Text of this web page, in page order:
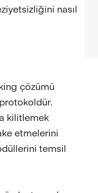
nasıl
çözümü
kilitlemek
etmelerini
temsil